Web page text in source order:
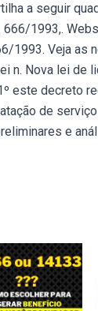
a seguir
666/1993,.
1993. Veja as
n. Nova lei de
este decreto
de
e